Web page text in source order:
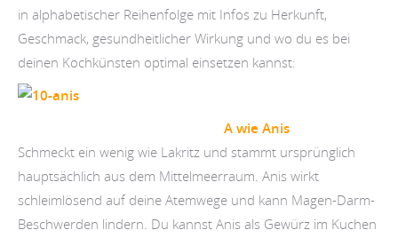
in alphabetischer Reihenfolge mit Infos zu Herkunft,
Geschmack, gesundheitlicher Wirkung und wo du es bei
deinen Kochkünsten optimal einsetzen kannst:
A wie Anis
Schmeckt ein wenig wie Lakritz und stammt ursprünglich
hauptsächlich aus dem Mittelmeerraum. Anis wirkt
schleimlösend auf deine Atemwege und kann Magen-Darm-
Beschwerden lindern. Du kannst Anis als Gewürz im Kuchen